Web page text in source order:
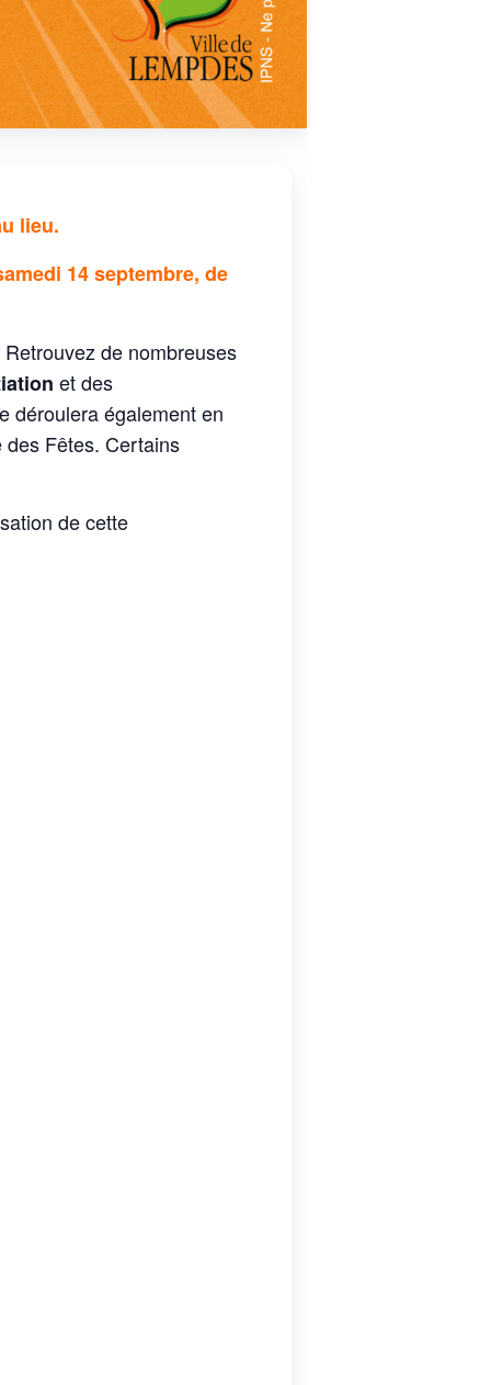
lieu.
14 septembre, de
Retrouvez de nombreuses
et des
déroulera également en
Fêtes. Certains
de cette